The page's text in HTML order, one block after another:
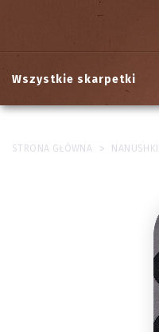
Wszystkie skarpetki
STRONA GŁÓWNA > NANUSHKI